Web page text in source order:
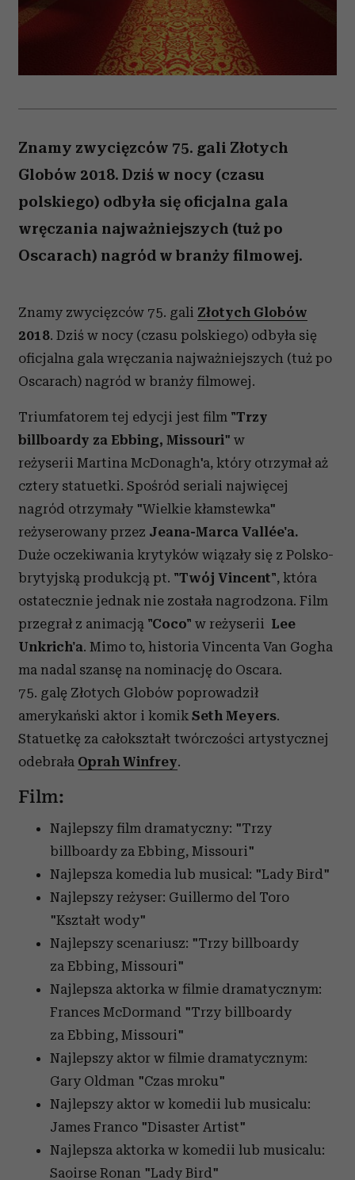
Znamy zwycięzców 75. gali Złotych
Globów 2018. Dziś w nocy (czasu
polskiego) odbyła się oficjalna gala
wręczania najważniejszych (tuż po
Oscarach) nagród w branży filmowej.
Znamy zwycięzców 75. gali Złotych Globów
2018. Dziś w nocy (czasu polskiego) odbyła się
oficjalna gala wręczania najważniejszych (tuż po
Oscarach) nagród w branży filmowej.
Triumfatorem tej edycji jest film "Trzy
billboardy za Ebbing, Missouri" w
reżyserii Martina McDonagh'a, który otrzymał aż
cztery statuetki. Spośród seriali najwięcej
nagród otrzymały "Wielkie kłamstewka"
reżyserowany przez Jeana-Marca Vallée'a.
Duże oczekiwania krytyków wiązały się z Polsko-
brytyjską produkcją pt. "Twój Vincent", która
ostatecznie jednak nie została nagrodzona. Film
przegrał z animacją "Coco" w reżyserii Lee
Unkrich'a. Mimo to, historia Vincenta Van Gogha
ma nadal szansę na nominację do Oscara.
75. galę Złotych Globów poprowadził
amerykański aktor i komik Seth Meyers.
Statuetkę za całokształt twórczości artystycznej
odebrała Oprah Winfrey.
Film:
Najlepszy film dramatyczny: "Trzy
billboardy za Ebbing, Missouri"
Najlepsza komedia lub musical: "Lady Bird"
Najlepszy reżyser: Guillermo del Toro
"Kształt wody"
Najlepszy scenariusz: "Trzy billboardy
za Ebbing, Missouri"
Najlepsza aktorka w filmie dramatycznym:
Frances McDormand "Trzy billboardy
za Ebbing, Missouri"
Najlepszy aktor w filmie dramatycznym:
Gary Oldman "Czas mroku"
Najlepszy aktor w komedii lub musicalu:
James Franco "Disaster Artist"
Najlepsza aktorka w komedii lub musicalu:
Saoirse Ronan "Lady Bird"